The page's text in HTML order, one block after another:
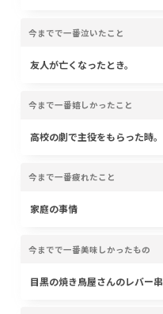
今までで一番泣いたこと
友人が亡くなったとき。
今まで一番嬉しかったこと
高校の劇で主役をもらった時。
今まで一番疲れたこと
家庭の事情
今までで一番美味しかったもの
目黒の焼き鳥屋さんのレバー串